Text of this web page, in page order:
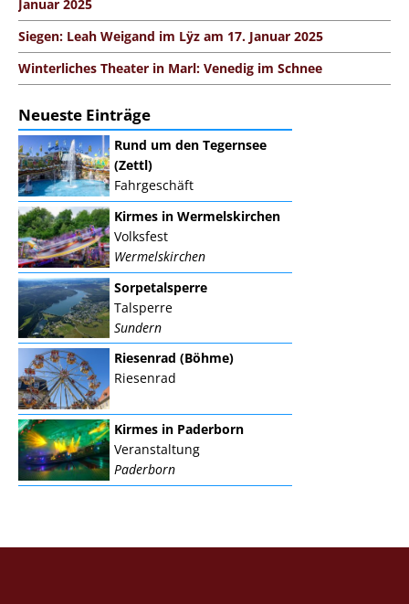
Januar 2025
Siegen: Leah Weigand im Lÿz am 17. Januar 2025
Winterliches Theater in Marl: Venedig im Schnee
Neueste Einträge
Rund um den Tegernsee
(Zettl)
Fahrgeschäft
Kirmes in Wermelskirchen
Volksfest
Wermelskirchen
Sorpetalsperre
Talsperre
Sundern
Riesenrad (Böhme)
Riesenrad
Kirmes in Paderborn
Veranstaltung
Paderborn